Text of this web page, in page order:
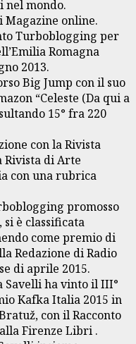
nel mondo.
online.
Turboblogging per
Romagna
2013.
Big Jump con il suo
“Celeste (Da qui a
15° fra 220
con la Rivista
Rivista di Arte
con una rubrica
promosso
si è classificata
come premio di
Redazione di Radio
di aprile 2015.
Savelli ha vinto il III°
Kafka Italia 2015 in
con il Racconto
Firenze Libri .